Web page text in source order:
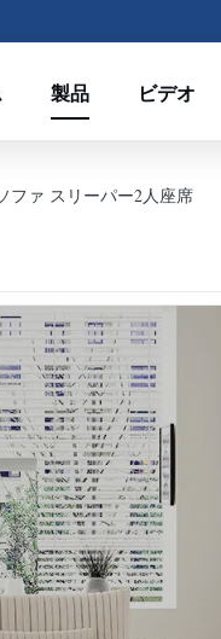
製品 ビデオ
ファ スリーパー2人座席